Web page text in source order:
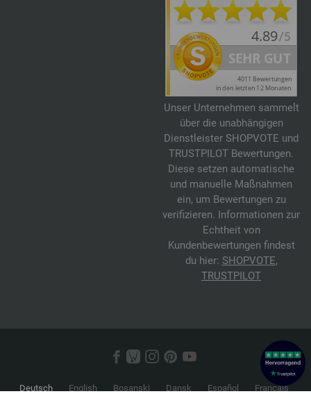
Unser Unternehmen sammelt
über die unabhängigen
Dienstleister SHOPVOTE und
TRUSTPILOT Bewertungen.
Diese setzen automatische
und manuelle Maßnahmen
ein, um Bewertungen zu
verifizieren. Informationen zur
Echtheit von
Kundenbewertungen findest
du hier: SHOPVOTE,
TRUSTPILOT
Deutsch English Bosanski Dansk Español
Français